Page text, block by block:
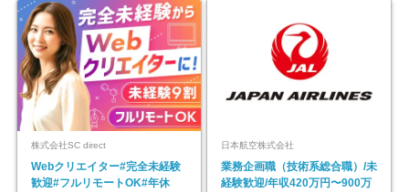
株式会社SC direct
Webクリエイター#完全未経験
歓迎#フルリモートOK#年休
日本航空株式会社
業務企画職（技術系総合職）/未
経験歓迎/年収420万円〜900万